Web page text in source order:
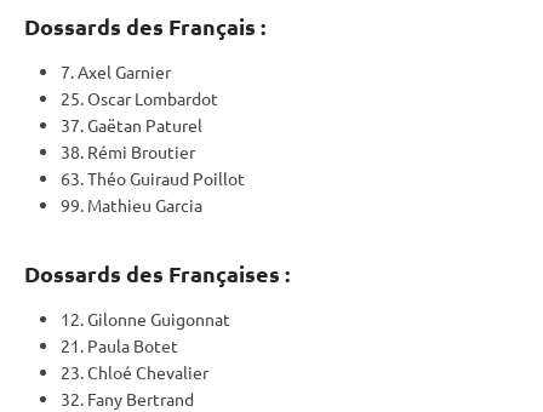
Dossards des Français :
7. Axel Garnier
25. Oscar Lombardot
37. Gaëtan Paturel
38. Rémi Broutier
63. Théo Guiraud Poillot
99. Mathieu Garcia
Dossards des Françaises :
12. Gilonne Guigonnat
21. Paula Botet
23. Chloé Chevalier
32. Fany Bertrand